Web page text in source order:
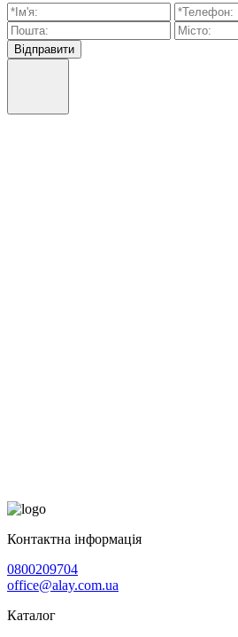
Відправити
Контактна інформація
0800209704
office@alay.com.ua
Каталог